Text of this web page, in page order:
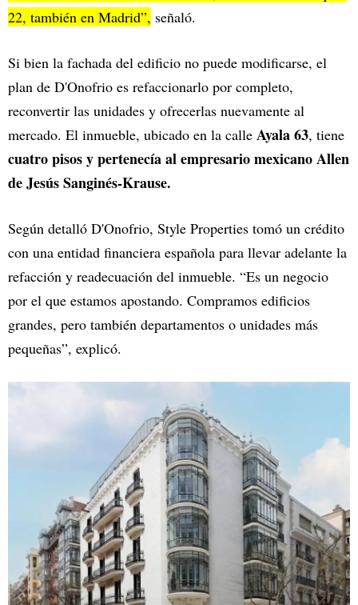
22, también en Madrid”, señaló.
Si bien la fachada del edificio no puede modificarse, el
plan de D'Onofrio es refaccionarlo por completo,
reconvertir las unidades y ofrecerlas nuevamente al
mercado. El inmueble, ubicado en la calle Ayala 63, tiene
cuatro pisos y pertenecía al empresario mexicano Allen
de Jesús Sanginés-Krause.
Según detalló D'Onofrio, Style Properties tomó un crédito
con una entidad financiera española para llevar adelante la
refacción y readecuación del inmueble. “Es un negocio
por el que estamos apostando. Compramos edificios
grandes, pero también departamentos o unidades más
pequeñas”, explicó.